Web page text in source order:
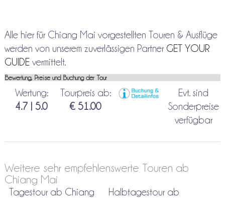
Alle hier für Chiang Mai vorgestellten Touren & Ausflüge
werden von unserem zuverlässigen Partner GET YOUR
GUIDEvermittelt.
Bewertung, Preise und Buchung der Tour
Wertung:
4.7 | 5.0
Tourpreis ab:
€ 51.00
Evt. sind
Sonderpreise
verfügbar
Weitere sehr empfehlenswerte Touren ab
Chiang Mai
Tagestour ab Chiang
Halbtagestour ab